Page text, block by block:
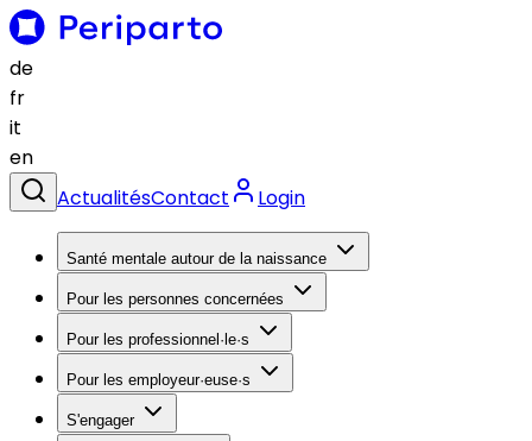
de
fr
it
en
ActualitésContact Login
Santé mentale autour de la naissance
Pour les personnes concernées
Pour les professionnel·le·s
Pour les employeur·euse·s
S'engager